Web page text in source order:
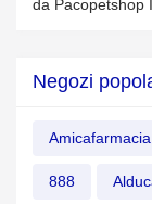
da Pacopetshop
Negozi
Amicafarmacia
888